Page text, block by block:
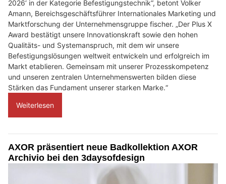
2026‘ in der Kategorie Befestigungstechnik“, betont Volker
Amann, Bereichsgeschäftsführer Internationales Marketing und
Marktforschung der Unternehmensgruppe fischer. „Der Plus X
Award bestätigt unsere Innovationskraft sowie den hohen
Qualitäts- und Systemanspruch, mit dem wir unsere
Befestigungslösungen weltweit entwickeln und erfolgreich im
Markt etablieren. Gemeinsam mit unserer Prozesskompetenz
und unseren zentralen Unternehmenswerten bilden diese
Stärken das Fundament unserer starken Marke.“
Weiterlesen
AXOR präsentiert neue Badkollektion AXOR
Archivio bei den 3daysofdesign